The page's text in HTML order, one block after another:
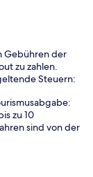
Gebühren der
zu zahlen.
Steuern:
zu 10
sind von der